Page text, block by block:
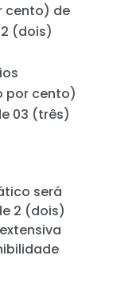
cento) de
(dois)
por cento)
03 (três)
será
2 (dois)